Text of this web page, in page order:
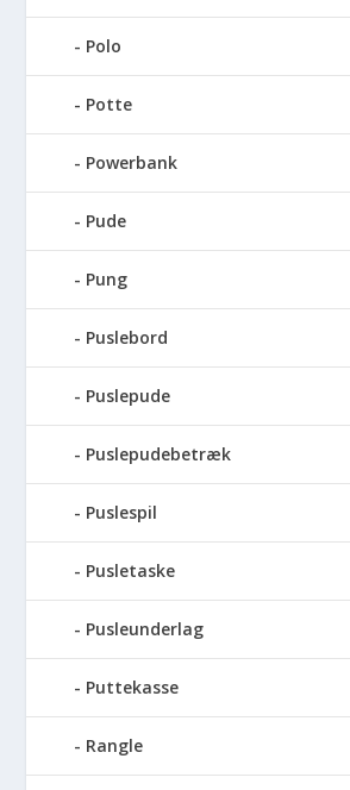
Polo
Potte
Powerbank
Pude
Pung
Puslebord
Puslepude
Puslepudebetræk
Puslespil
Pusletaske
Pusleunderlag
Puttekasse
Rangle